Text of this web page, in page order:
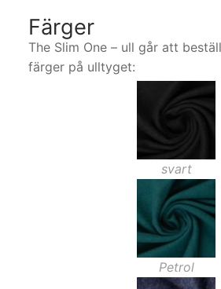
Färger
The Slim One – ull går att
färger på ulltyget:
svart
Petrol